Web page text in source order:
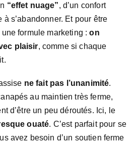
“effet nuage”, d’un confort
s’abandonner. Et pour être
une formule marketing :on
plaisir, comme si chaque
ne fait pas l’unanimité.
au maintien très ferme,
d’être un peu déroutés. Ici, le
ouaté. C’est parfait pour se
avez besoin d’un soutien ferme